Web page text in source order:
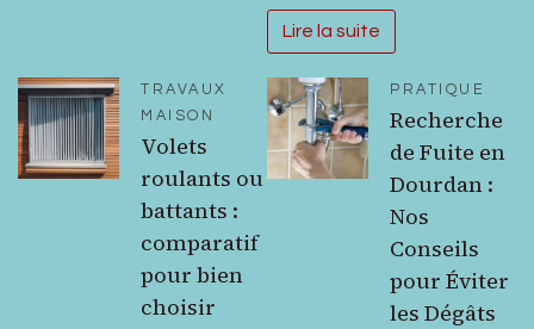
Lire la suite
TRAVAUX
MAISON
Volets
roulants ou
battants :
comparatif
pour bien
choisir
PRATIQUE
Recherche
de Fuite en
Dourdan :
Nos
Conseils
pour Éviter
les Dégâts